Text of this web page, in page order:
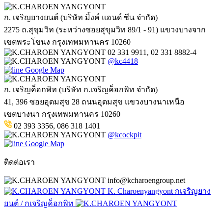
ก. เจริญยางยนต์ (บริษัท มิ้งค์ แอนด์ ซีน จำกัด)
2275 ถ.สุขุมวิท (ระหว่างซอยสุขุมวิท 89/1 - 91) แขวงบางจาก
เขตพระโขนง กรุงเทพมหานคร 10260
02 331 9911, 02 331 8882-4
@kc4418
Google Map
ก. เจริญค็อกพิท (บริษัท ก.เจริญค็อกพิท จำกัด)
41, 396 ซอยอุดมสุข 28 ถนนอุดมสุข แขวงบางนาเหนือ
เขตบางนา กรุงเทพมหานคร 10260
02 393 3356, 086 318 1401
@kcockpit
Google Map
ติดต่อเรา
info@kcharoengroup.net
K. Charoenyangyont กเจริญยาง
ยนต์ / กเจริญค็อกพิท